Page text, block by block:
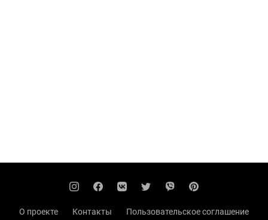
О проекте Контакты Пользовательское соглашение